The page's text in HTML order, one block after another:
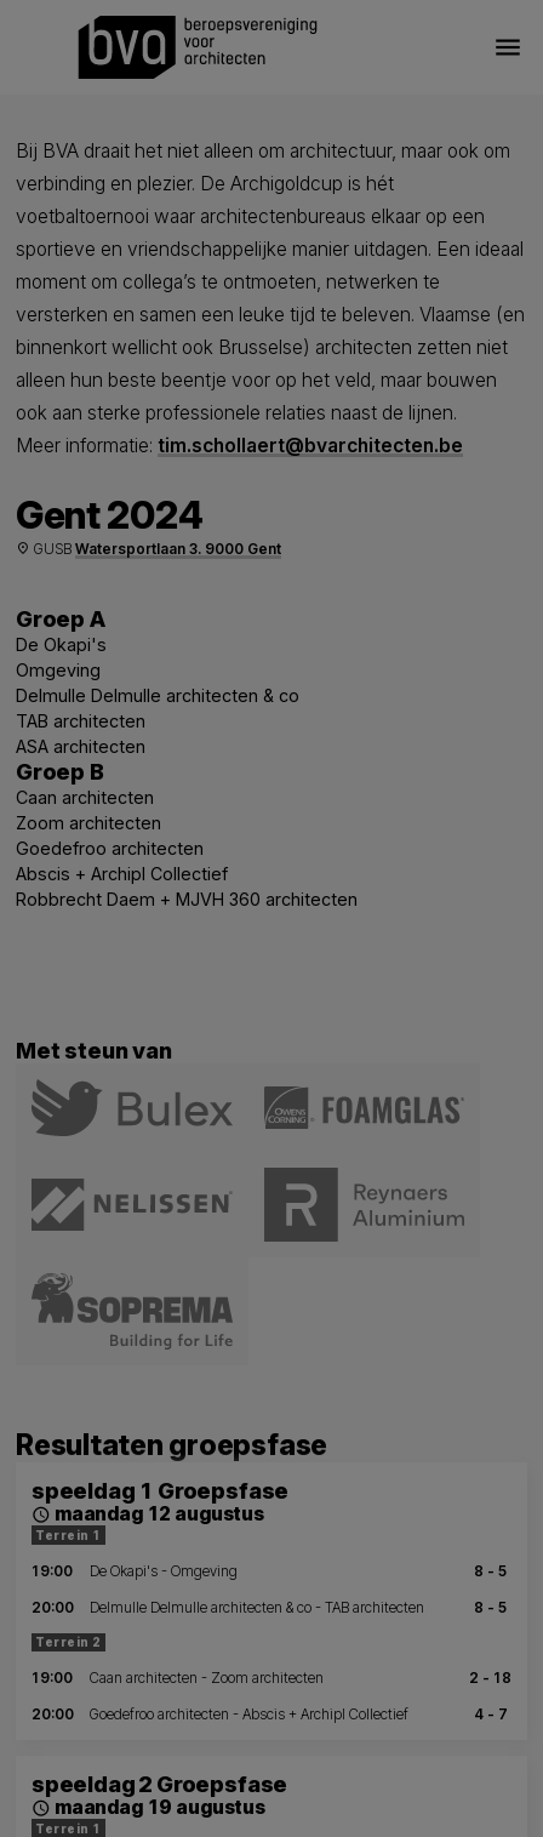
menu
Bij BVA draait het niet alleen om architectuur, maar ook om
verbinding en plezier. De Archigoldcup is hét
voetbaltoernooi waar architectenbureaus elkaar op een
sportieve en vriendschappelijke manier uitdagen. Een ideaal
moment om collega’s te ontmoeten, netwerken te
versterken en samen een leuke tijd te beleven. Vlaamse (en
binnenkort wellicht ook Brusselse) architecten zetten niet
alleen hun beste beentje voor op het veld, maar bouwen
ook aan sterke professionele relaties naast de lijnen.
Meer informatie: tim.schollaert@bvarchitecten.be
Gent 2024
place GUSB Watersportlaan 3. 9000 Gent
Groep A
De Okapi's
Omgeving
Delmulle Delmulle architecten & co
TAB architecten
ASA architecten
Groep B
Caan architecten
Zoom architecten
Goedefroo architecten
Abscis + Archipl Collectief
Robbrecht Daem + MJVH 360 architecten
Met steun van
Resultaten groepsfase
speeldag 1 Groepsfase
schedule maandag 12 augustus
Terrein 1
19:00 De Okapi's - Omgeving
8 - 5
20:00
Delmulle Delmulle architecten & co - TAB architecten 8 - 5
Terrein 2
19:00 Caan architecten - Zoom architecten
2 - 18
20:00
Goedefroo architecten - Abscis + Archipl Collectief 4 - 7
speeldag 2 Groepsfase
schedule maandag 19 augustus
Terrein 1